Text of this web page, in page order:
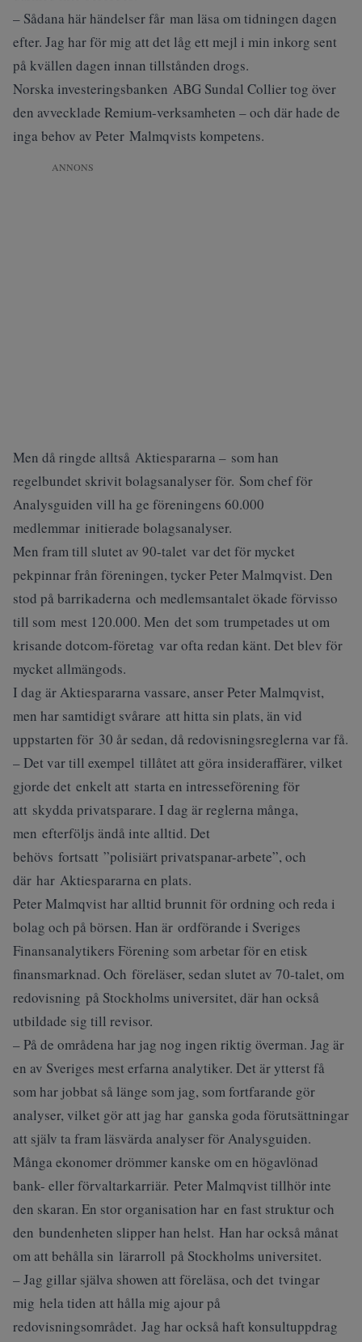
– Sådana här händelser får man läsa om tidningen dagen
efter. Jag har för mig att det låg ett mejl i min inkorg sent
på kvällen dagen innan tillstånden drogs.
Norska investeringsbanken ABG Sundal Collier tog över
den avvecklade Remium-verksamheten – och där hade de
inga behov av Peter Malmqvists kompetens.
ANNONS
Men då ringde alltså Aktiespararna – som han
regelbundet skrivit bolagsanalyser för. Som chef för
Analysguiden vill ha ge föreningens 60.000
medlemmar initierade bolagsanalyser.
Men fram till slutet av 90-talet var det för mycket
pekpinnar från föreningen, tycker Peter Malmqvist. Den
stod på barrikaderna och medlemsantalet ökade förvisso
till som mest 120.000. Men det som trumpetades ut om
krisande dotcom-företag var ofta redan känt. Det blev för
mycket allmängods.
I dag är Aktiespararna vassare, anser Peter Malmqvist,
men har samtidigt svårare att hitta sin plats, än vid
uppstarten för 30 år sedan, då redovisningsreglerna var få.
– Det var till exempel tillåtet att göra insideraffärer, vilket
gjorde det enkelt att starta en intresseförening för
att skydda privatsparare. I dag är reglerna många,
men efterföljs ändå inte alltid. Det
behövs fortsatt ”polisiärt privatspanar-arbete”, och
där har Aktiespararna en plats.
Peter Malmqvist har alltid brunnit för ordning och reda i
bolag och på börsen. Han är ordförande i Sveriges
Finansanalytikers Förening som arbetar för en etisk
finansmarknad. Och föreläser, sedan slutet av 70-talet, om
redovisning på Stockholms universitet, där han också
utbildade sig till revisor.
– På de områdena har jag nog ingen riktig överman. Jag är
en av Sveriges mest erfarna analytiker. Det är ytterst få
som har jobbat så länge som jag, som fortfarande gör
analyser, vilket gör att jag har ganska goda förutsättningar
att själv ta fram läsvärda analyser för Analysguiden.
Många ekonomer drömmer kanske om en högavlönad
bank- eller förvaltarkarriär. Peter Malmqvist tillhör inte
den skaran. En stor organisation har en fast struktur och
den bundenheten slipper han helst. Han har också månat
om att behålla sin lärarroll på Stockholms universitet.
– Jag gillar själva showen att föreläsa, och det tvingar
mig hela tiden att hålla mig ajour på
redovisningsområdet. Jag har också haft konsultuppdrag